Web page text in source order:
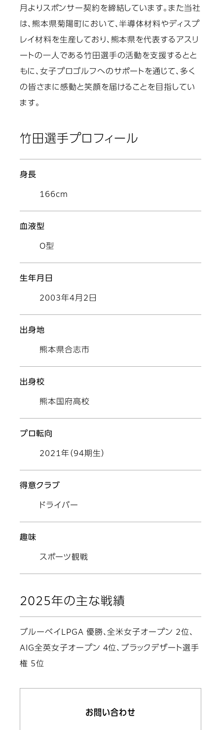
月よりスポンサー契約を締結しています。また当社
は、熊本県菊陽町において、半導体材料やディスプ
レイ材料を生産しており、熊本県を代表するアスリ
ートの一人である竹田選手の活動を支援するとと
もに、女子プロゴルフへのサポートを通じて、多く
の皆さまに感動と笑顔を届けることを目指してい
ます。
竹田選手プロフィール
身長
166cm
血液型
O型
生年月日
2003年4月2日
出身地
熊本県合志市
出身校
熊本国府高校
プロ転向
2021年（94期生）
得意クラブ
ドライバー
趣味
スポーツ観戦
2025年の主な戦績
ブルーベイLPGA 優勝、全米女子オープン 2位、
AIG全英女子オープン 4位、ブラックデザート選手
権 5位
お問い合わせ